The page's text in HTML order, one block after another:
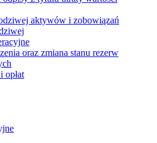
aktywów i zobowiązań
oraz zmiana stanu rezerw
opłat